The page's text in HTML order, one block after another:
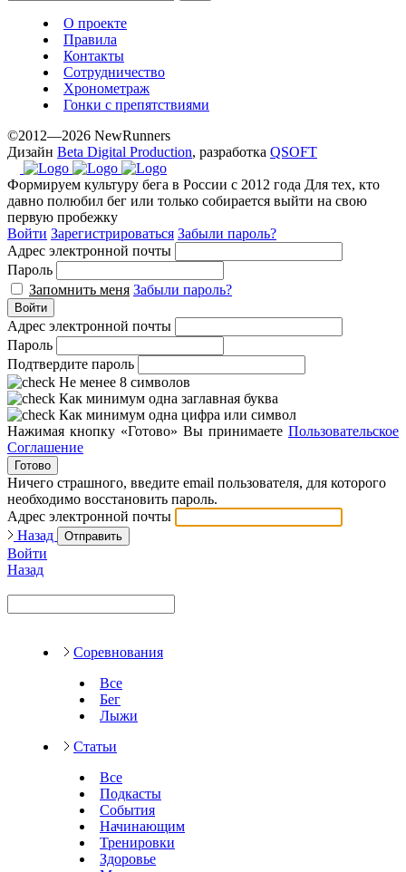
О проекте
Правила
Контакты
Сотрудничество
Хронометраж
Гонки с препятствиями
©2012—2026 NewRunners
Дизайн Beta Digital Production, разработка QSOFT
Формируем культуру бега в России с 2012 года Для тех, кто
давно полюбил бег или только собирается выйти на свою
первую пробежку
Войти Зарегистрироваться Забыли пароль?
Адрес электронной почты
Пароль
Запомнить меня Забыли пароль?
Войти
Адрес электронной почты
Пароль
Подтвердите пароль
Не менее 8 символов
Как минимум одна заглавная буква
Как минимум одна цифра или символ
Нажимая кнопку «Готово» Вы принимаете Пользовательское
Соглашение
Готово
Ничего страшного, введите email пользователя, для которого
необходимо восстановить пароль.
Адрес электронной почты
Назад
Отправить
Войти
Назад
Соревнования
Все
Бег
Лыжи
Статьи
Все
Подкасты
События
Начинающим
Тренировки
Здоровье